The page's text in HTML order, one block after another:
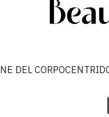
DEL CORPOCENTRI